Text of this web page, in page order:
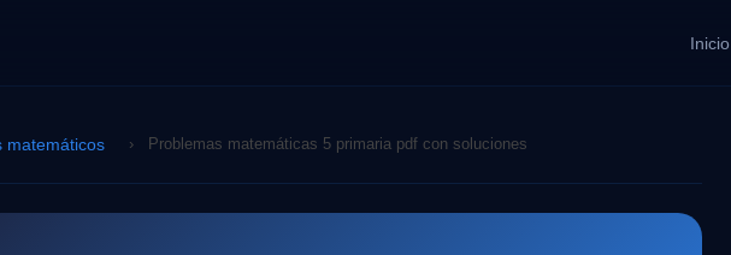
Inicio
matemáticos › Problemas matemáticas 5 primaria pdf con soluciones